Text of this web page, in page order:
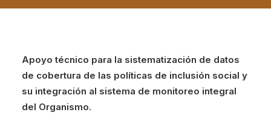
Apoyo técnico para la sistematización de datos
de cobertura de las políticas de inclusión social y
su integración al sistema de monitoreo integral
del Organismo.